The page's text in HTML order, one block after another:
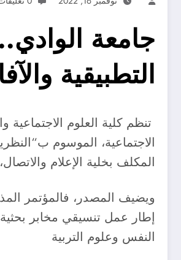
جامعة
التطبيقية
تنظم كلية العلوم الاجتماعية
الاجتماعية، الموسوم
المكلف بخلية الإعلام
ويضيف المصدر، فالمؤتمر
إطار عمل تنسيقي مخابر بحثية
النفس وعلوم التربية